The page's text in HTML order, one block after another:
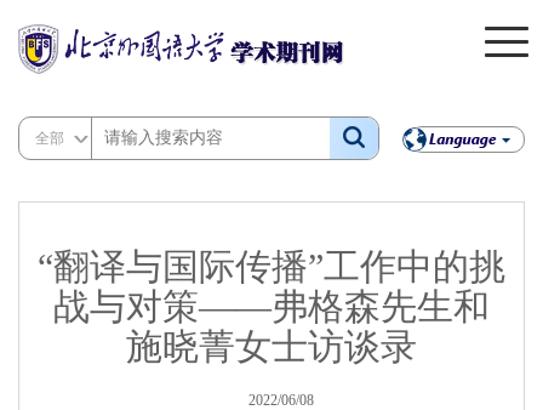
全部
“翻译与国际传播”工作中的挑
战与对策——弗格森先生和
施晓菁女士访谈录
2022/06/08